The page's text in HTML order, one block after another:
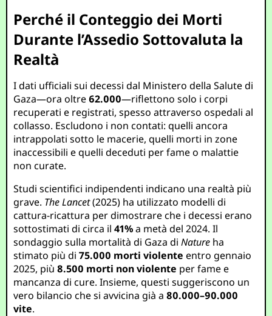
Perché il Conteggio dei Morti
Durante l’Assedio Sottovaluta la
Realtà
I dati ufficiali sui decessi dal Ministero della Salute di
Gaza—ora oltre62.000—riflettono solo i corpi
recuperati e registrati, spesso attraverso ospedali al
collasso. Escludono i non contati: quelli ancora
intrappolati sotto le macerie, quelli morti in zone
inaccessibili e quelli deceduti per fame o malattie
non curate.
Studi scientifici indipendenti indicano una realtà più
grave. The Lancet(2025) ha utilizzato modelli di
cattura-ricattura per dimostrare che i decessi erano
sottostimati di circa il41%a metà del 2024. Il
sondaggio sulla mortalità di Gaza diNature ha
stimato più di75.000 morti violente entro gennaio
2025, più8.500 morti non violente per fame e
mancanza di cure. Insieme, questi suggeriscono un
vero bilancio che si avvicina già a80.000–90.000
vite.